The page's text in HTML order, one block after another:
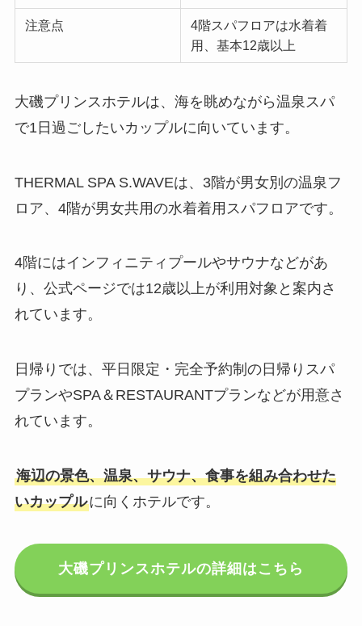
注意点
4階スパフロアは水着着
用、基本12歳以上
大磯プリンスホテルは、海を眺めながら温泉スパ
で1日過ごしたいカップルに向いています。
THERMAL SPA S.WAVEは、3階が男女別の温泉フ
ロア、4階が男女共用の水着着用スパフロアです。
4階にはインフィニティプールやサウナなどがあ
り、公式ページでは12歳以上が利用対象と案内さ
れています。
日帰りでは、平日限定・完全予約制の日帰りスパ
プランやSPA＆RESTAURANTプランなどが用意さ
れています。
海辺の景色、温泉、サウナ、食事を組み合わせた
いカップルに向くホテルです。
大磯プリンスホテルの詳細はこちら